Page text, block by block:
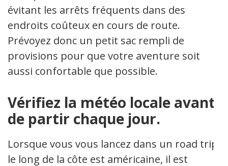
évitant les arrêts fréquents dans des
endroits coûteux en cours de route.
Prévoyez donc un petit sac rempli de
provisions pour que votre aventure soit
aussi confortable que possible.
Vérifiez la météo locale avant
de partir chaque jour.
Lorsque vous vous lancez dans un road trip
le long de la côte est américaine, il est